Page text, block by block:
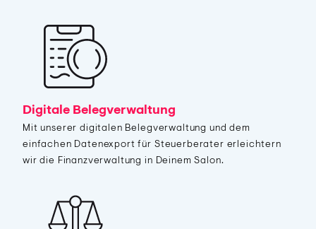
Digitale Belegverwaltung
Mit unserer digitalen Belegverwaltung und dem
einfachen Datenexport für Steuerberater erleichtern
wir die Finanzverwaltung in Deinem Salon.